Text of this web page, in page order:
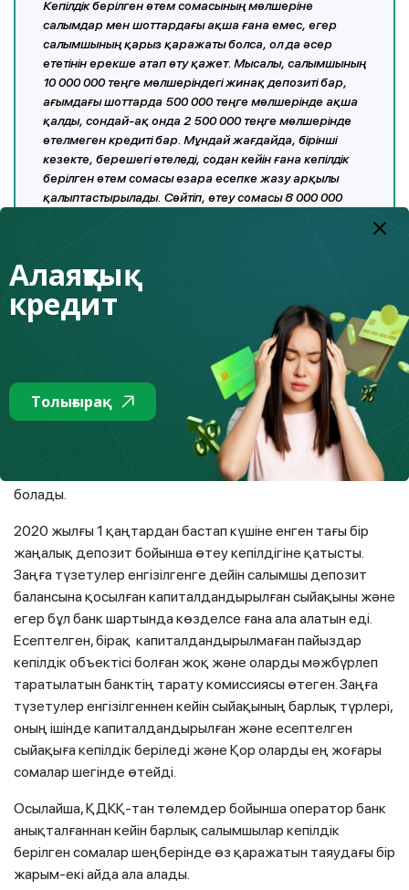
Кепілдік берілген өтем сомасының мөлшеріне
салымдар мен шоттардағы ақша ғана емес, егер
салымшының қарыз қаражаты болса, ол да әсер
ететінін ерекше атап өту қажет. Мысалы, салымшының
10 000 000 теңге мөлшеріндегі жинақ депозиті бар,
ағымдағы шоттарда 500 000 теңге мөлшерінде ақша
қалды, сондай-ақ онда 2 500 000 теңге мөлшерінде
өтелмеген кредиті бар. Мұндай жағдайда, бірінші
кезекте, берешегі өтеледі, содан кейін ғана кепілдік
берілген өтем сомасы өзара есепке жазу арқылы
қалыптастырылады. Сөйтіп, өтеу сомасы 8 000 000
Салымшыларға банкті тарату бойынша сот
процестерінің аяқталуын күту қажет пе?
Егер бұрын банк дәрменсіз болған кезде салымшылар
түрлі себептермен 3-4 айға созылуы мүмкін банкті
тарату бойынша сот процестерінің аяқталуын күтуі
қажет болса, 2020 жылдың басынан бастап, заңда күшіне
енген өзгерістерге байланысты банк лицензиясынан
айырылған сәттен бастап 35 жұмыс күнінен кейін өзінің
барлық шоттарынан кепілдік берілген соманы алуына
болады.
2020 жылғы 1 қаңтардан бастап күшіне енген тағы бір
жаңалық депозит бойынша өтеу кепілдігіне қатысты.
Заңға түзетулер енгізілгенге дейін салымшы депозит
балансына қосылған капиталдандырылған сыйақыны және
егер бұл банк шартында көзделсе ғана ала алатын еді.
Есептелген, бірақ капиталдандырылмаған пайыздар
кепілдік объектісі болған жоқ және оларды мәжбүрлеп
таратылатын банктің тарату комиссиясы өтеген. Заңға
түзетулер енгізілгеннен кейін сыйақының барлық түрлері,
оның ішінде капиталдандырылған және есептелген
сыйақыға кепілдік беріледі және Қор оларды ең жоғары
сомалар шегінде өтейді.
Осылайша, ҚДКҚ-тан төлемдер бойынша оператор банк
анықталғаннан кейін барлық салымшылар кепілдік
берілген сомалар шеңберінде өз қаражатын таяудағы бір
жарым-екі айда ала алады.
Алаяқтық
кредит
Толығырақ